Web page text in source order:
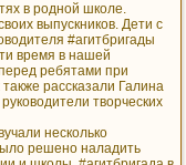
в родной школе.
выпускников. Дети с
#агитбригады
время в нашей
ребятами при
рассказали Галина
творческих
несколько
решено наладить